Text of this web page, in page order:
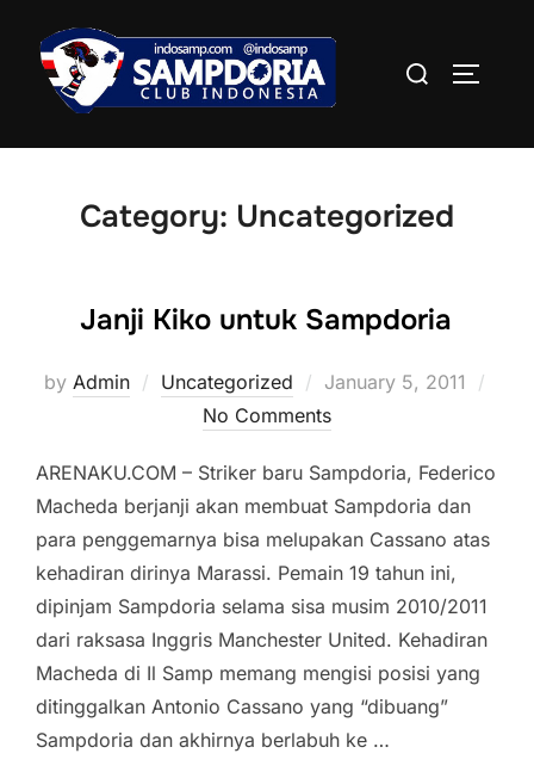
content
Search
Category: Uncategorized
Janji Kiko untuk Sampdoria
by Admin Uncategorized
Posted
on
January 5, 2011
No Comments
ARENAKU.COM – Striker baru Sampdoria, Federico
Macheda berjanji akan membuat Sampdoria dan
para penggemarnya bisa melupakan Cassano atas
kehadiran dirinya Marassi. Pemain 19 tahun ini,
dipinjam Sampdoria selama sisa musim 2010/2011
dari raksasa Inggris Manchester United. Kehadiran
Macheda di Il Samp memang mengisi posisi yang
ditinggalkan Antonio Cassano yang “dibuang”
Sampdoria dan akhirnya berlabuh ke …